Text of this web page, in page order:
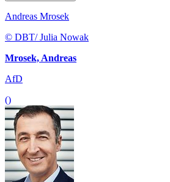
Andreas Mrosek
© DBT/ Julia Nowak
Mrosek, Andreas
AfD
()